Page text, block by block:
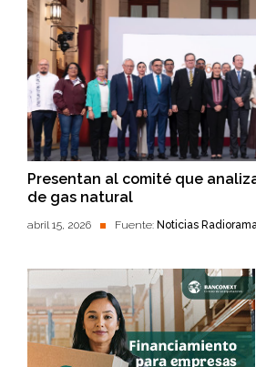
Presentan al comité que
de gas natural
abril 15, 2026 Fuente: Noticias